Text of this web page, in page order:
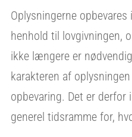
Oplysningerne
henhold til lovgivningen,
ikke længere er
karakteren af
opbevaring. Det er derfor
generel tidsramme for,